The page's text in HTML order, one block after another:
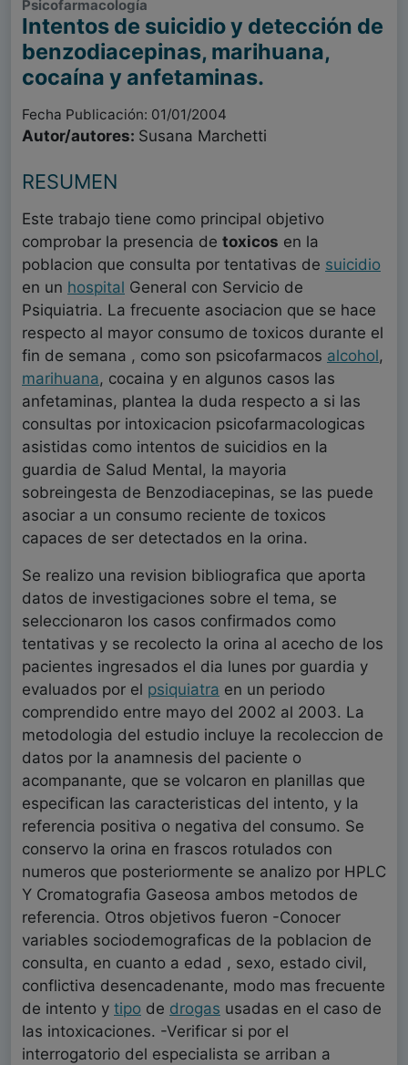
Psicofarmacología
Intentos de suicidio y detección de
benzodiacepinas, marihuana,
cocaína y anfetaminas.
Fecha Publicación: 01/01/2004
Autor/autores: Susana Marchetti
RESUMEN
Este trabajo tiene como principal objetivo
comprobar la presencia de toxicos en la
poblacion que consulta por tentativas de suicidio
en un hospital General con Servicio de
Psiquiatria. La frecuente asociacion que se hace
respecto al mayor consumo de toxicos durante el
fin de semana , como son psicofarmacos alcohol,
marihuana, cocaina y en algunos casos las
anfetaminas, plantea la duda respecto a si las
consultas por intoxicacion psicofarmacologicas
asistidas como intentos de suicidios en la
guardia de Salud Mental, la mayoria
sobreingesta de Benzodiacepinas, se las puede
asociar a un consumo reciente de toxicos
capaces de ser detectados en la orina.
Se realizo una revision bibliografica que aporta
datos de investigaciones sobre el tema, se
seleccionaron los casos confirmados como
tentativas y se recolecto la orina al acecho de los
pacientes ingresados el dia lunes por guardia y
evaluados por el psiquiatra en un periodo
comprendido entre mayo del 2002 al 2003. La
metodologia del estudio incluye la recoleccion de
datos por la anamnesis del paciente o
acompanante, que se volcaron en planillas que
especifican las caracteristicas del intento, y la
referencia positiva o negativa del consumo. Se
conservo la orina en frascos rotulados con
numeros que posteriormente se analizo por HPLC
Y Cromatografia Gaseosa ambos metodos de
referencia. Otros objetivos fueron -Conocer
variables sociodemograficas de la poblacion de
consulta, en cuanto a edad , sexo, estado civil,
conflictiva desencadenante, modo mas frecuente
de intento y tipo de drogas usadas en el caso de
las intoxicaciones. -Verificar si por el
interrogatorio del especialista se arriban a